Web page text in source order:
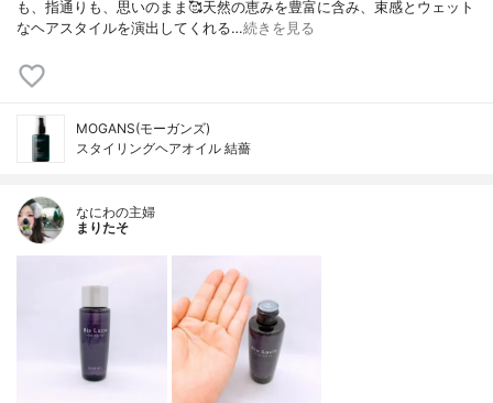
も、指通りも、思いのまま🥰天然の恵みを豊富に含み、束感とウェット
なヘアスタイルを演出してくれる…続きを見る
MOGANS(モーガンズ)
スタイリングヘアオイル 結薔
なにわの主婦
まりたそ